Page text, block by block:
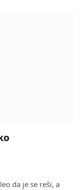
da je se reši, a